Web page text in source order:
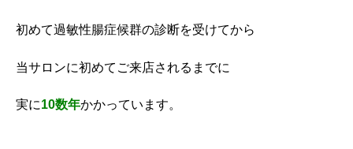
初めて過敏性腸症候群の診断を受けてから
当サロンに初めてご来店されるまでに
実に10数年かかっています。